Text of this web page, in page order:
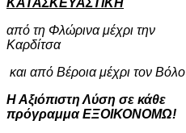
από τη Φλώρινα μέχρι την
Καρδίτσα
και από Βέροια μέχρι τον Βόλο
Η Αξιόπιστη Λύση σε κάθε
πρόγραμμα ΕΞΟΙΚΟΝΟΜΩ!